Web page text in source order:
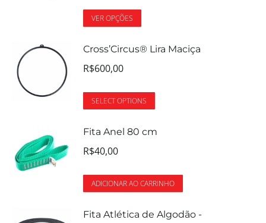
VER OPÇÕES
Cross’Circus® Lira Maciça
R$600,00
SELECT OPTIONS
Fita Anel 80 cm
R$40,00
ADICIONAR AO CARRINHO
Fita Atlética de Algodão -